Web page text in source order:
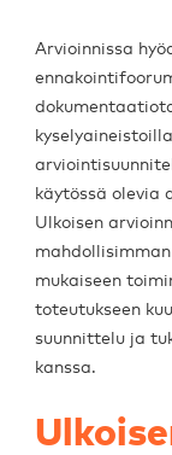
Arvioinnissa
käytössä olevia
Ulkoisen
mukaiseen
toteutukseen
suunnittelu ja
kanssa.